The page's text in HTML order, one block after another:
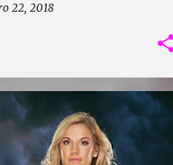
22, 2018
DE VÔLEI
SARAH PAVAN